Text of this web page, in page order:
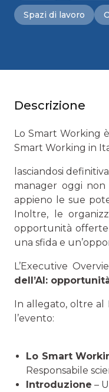
Spazi di lavoro
Descrizione
Lo Smart Working
Smart Working in
lasciandosi
manager oggi non
appieno le sue
Inoltre, le
opportunità offerte
una sfida e
L’Executive
dell’AI:
In allegato, oltre al
l’evento:
Lo Smart
Responsabile
Introduzione –